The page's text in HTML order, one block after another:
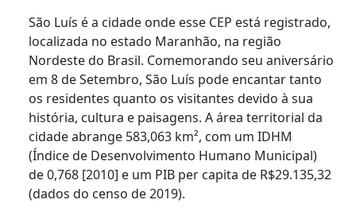
São Luís é a cidade onde esse CEP está registrado,
localizada no estado Maranhão, na região
Nordeste do Brasil. Comemorando seu aniversário
em 8 de Setembro, São Luís pode encantar tanto
os residentes quanto os visitantes devido à sua
história, cultura e paisagens. A área territorial da
cidade abrange 583,063 km², com um IDHM
(Índice de Desenvolvimento Humano Municipal)
de 0,768 [2010] e um PIB per capita de R$29.135,32
(dados do censo de 2019).